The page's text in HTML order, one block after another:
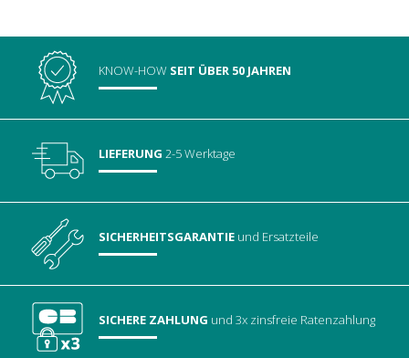
KNOW-HOW SEIT ÜBER 50 JAHREN
LIEFERUNG 2-5 Werktage
SICHERHEITSGARANTIE und Ersatzteile
SICHERE ZAHLUNG und 3x zinsfreie Ratenzahlung